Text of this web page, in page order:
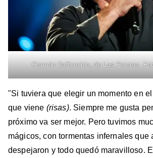
Germán Daffunchio, de Las Pelotas.
"Si tuviera que elegir un momento en
que viene (risas). Siempre me gusta
próximo va ser mejor. Pero tuvimos
mágicos, con tormentas infernales que
despejaron y todo quedó maravilloso.